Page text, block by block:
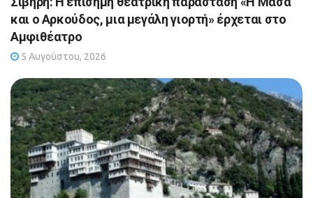
και ο Αρκούδος, μια μεγάλη γιορτή» έρχεται στο
Αμφιθέατρο
5 Αυγούστου, 2026